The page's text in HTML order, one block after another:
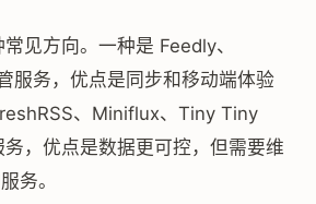
见方向。一种是 Feedly、
服务，优点是同步和移动端体验
、Miniflux、Tiny Tiny
，优点是数据更可控，但需要维
务。